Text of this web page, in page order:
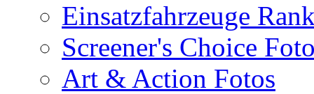
Einsatzfahrzeuge
Screener's Choice
Art & Action Fotos